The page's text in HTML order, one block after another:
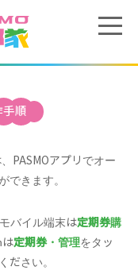
手順
PASMOアプリでオー
できます。
バイル端末は定期券購
は定期券・管理をタッ
ださい。